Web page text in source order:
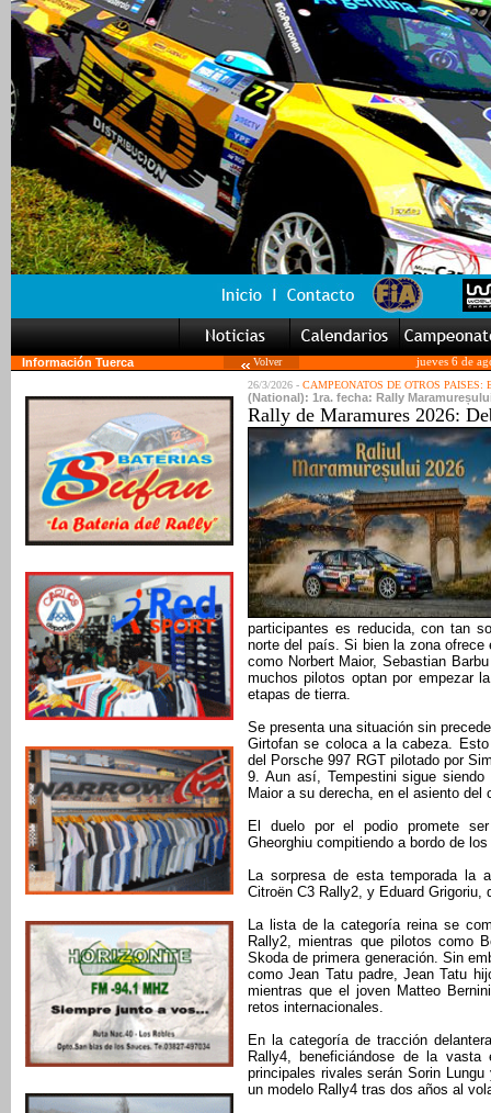
Información Tuerca Volver
jueves 6 de
26/3/2026 - CAMPEONATOS DE OTROS PAISES:
(National): 1ra. fecha: Rally
Rally de Maramures 2026:
participantes es reducida, con tan
norte del país. Si bien la zona
como Norbert Maior, Sebastian
muchos pilotos optan por empezar
etapas de tierra.
Se presenta una situación sin
Girtofan se coloca a la cabeza.
del Porsche 997 RGT pilotado por
9. Aun así, Tempestini sigue
Maior a su derecha, en el asiento del
El duelo por el podio promete
Gheorghiu compitiendo a bordo de
La sorpresa de esta temporada la
Citroën C3 Rally2, y Eduard
La lista de la categoría reina se
Rally2, mientras que pilotos como
Skoda de primera generación. Sin
como Jean Tatu padre, Jean Tatu
mientras que el joven Matteo
retos internacionales.
En la categoría de tracción
Rally4, beneficiándose de la
principales rivales serán Sorin
un modelo Rally4 tras dos años al